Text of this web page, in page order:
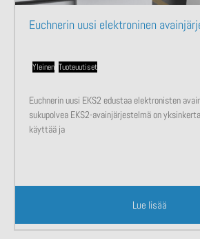
Euchnerin uusi elektroninen
Yleinen Tuoteuutiset
Euchnerin uusi EKS2 edustaa elektronisten
sukupolvea EKS2-avainjärjestelmä on
käyttää ja
Lue lisää